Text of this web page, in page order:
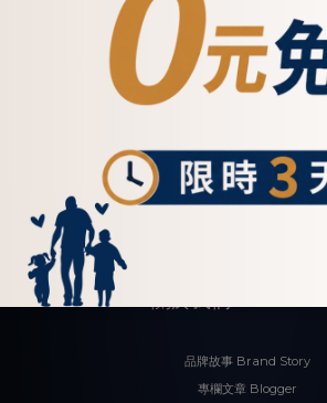
品牌故事 Brand Story
專欄文章 Blogger